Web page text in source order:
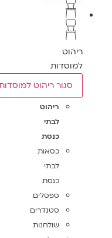
ריהוט
למוסדות
סגור ריהוט למוסדות
ריהוט
לבתי
כנסת
כסאות
לבתי
כנסת
ספסלים
סטנדרים
שולחנות